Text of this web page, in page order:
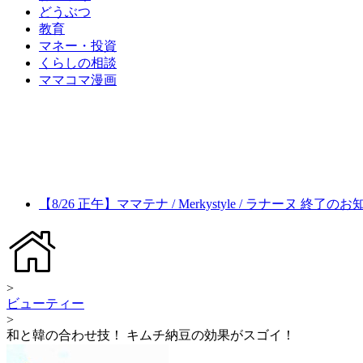
どうぶつ
教育
マネー・投資
くらしの相談
ママコマ漫画
【8/26 正午】ママテナ / Merkystyle / ラナーヌ 終了のお
>
ビューティー
>
和と韓の合わせ技！ キムチ納豆の効果がスゴイ！